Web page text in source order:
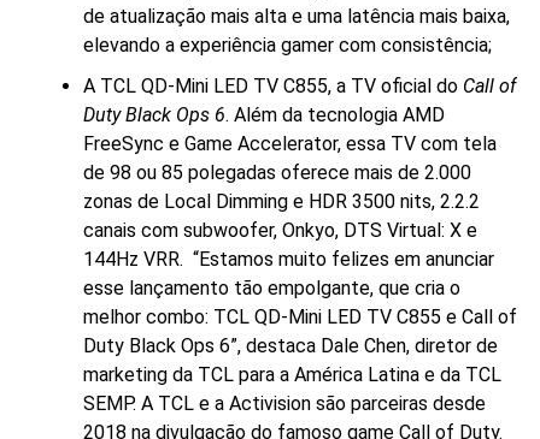
de atualização mais alta e uma latência mais baixa,
elevando a experiência gamer com consistência;
A TCL QD-Mini LED TV C855, a TV oficial do Call of
Duty Black Ops 6. Além da tecnologia AMD
FreeSync e Game Accelerator, essa TV com tela
de 98 ou 85 polegadas oferece mais de 2.000
zonas de Local Dimming e HDR 3500 nits, 2.2.2
canais com subwoofer, Onkyo, DTS Virtual: X e
144Hz VRR. “Estamos muito felizes em anunciar
esse lançamento tão empolgante, que cria o
melhor combo: TCL QD-Mini LED TV C855 e Call of
Duty Black Ops 6”, destaca Dale Chen, diretor de
marketing da TCL para a América Latina e da TCL
SEMP. A TCL e a Activision são parceiras desde
2018 na divulgação do famoso game Call of Duty.